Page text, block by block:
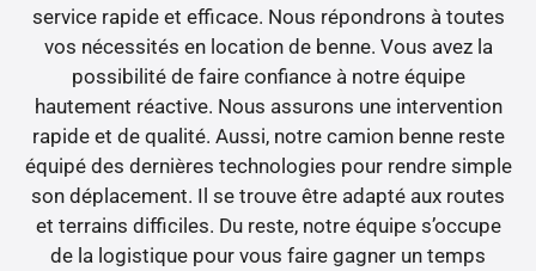
service rapide et efficace. Nous répondrons à toutes
vos nécessités en location de benne. Vous avez la
possibilité de faire confiance à notre équipe
hautement réactive. Nous assurons une intervention
rapide et de qualité. Aussi, notre camion benne reste
équipé des dernières technologies pour rendre simple
son déplacement. Il se trouve être adapté aux routes
et terrains difficiles. Du reste, notre équipe s’occupe
de la logistique pour vous faire gagner un temps